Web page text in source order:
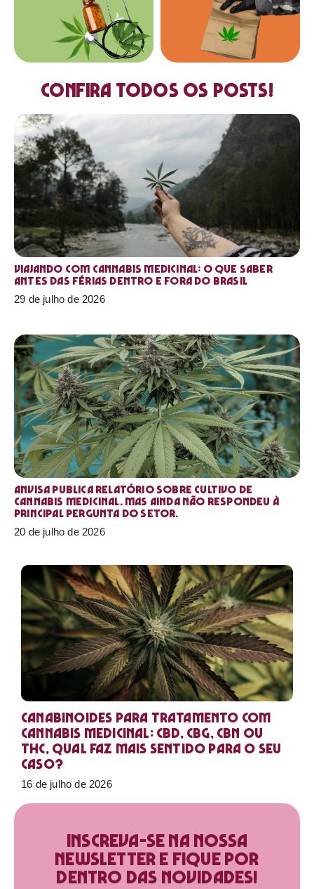
Confira todos os posts!
Viajando com cannabis medicinal: o que saber
antes das férias dentro e fora do Brasil
29 de julho de 2026
Anvisa publica relatório sobre cultivo de
Cannabis medicinal. Mas ainda não respondeu à
principal pergunta do setor.
20 de julho de 2026
Canabinoides para tratamento com
cannabis medicinal: CBD, CBG, CBN ou
THC, qual faz mais sentido para o seu
caso?
16 de julho de 2026
Inscreva-se na nossa
newsletter e fique por
dentro das novidades!​